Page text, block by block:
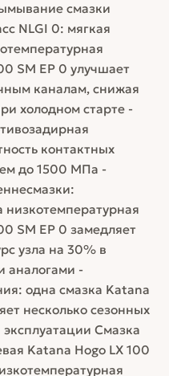
смазки
NLGI 0: мягкая
SM EP 0 улучшает
каналам, снижая
холодном старте -
контактных
до 1500 МПа -
низкотемпературная
SM EP 0 замедляет
узла на 30% в
аналогами -
одна смазка Katana
несколько сезонных
Смазка
Katana Hogo LX 100